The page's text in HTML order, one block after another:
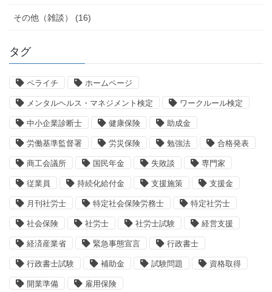
その他（雑談） (16)
タグ
ペライチ ホームページ
メンタルヘルス・マネジメント検定 ワークルール検定
中小企業診断士 健康保険 助成金
労働基準監督署 労災保険 勉強法 合格発表
商工会議所 国民年金 失敗談 専門家
従業員 持続化給付金 支援施策 支援金
月刊社労士 特定社会保険労務士 特定社労士
社会保険 社労士 社労士試験 経営支援
経済産業省 緊急事態宣言 行政書士
行政書士試験 補助金 試験問題 資格取得
開業準備 雇用保険